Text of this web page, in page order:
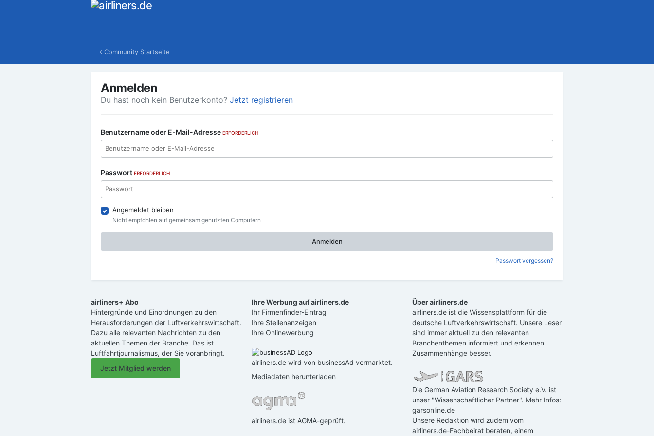
Community Startseite
Anmelden
Du hast noch kein Benutzerkonto? Jetzt registrieren
Benutzername oder E-Mail-Adresse ERFORDERLICH
Passwort ERFORDERLICH
Angemeldet bleiben
Nicht empfohlen auf gemeinsam genutzten Computern
Anmelden
Passwort vergessen?
airliners+ Abo
Hintergründe und Einordnungen zu den
Herausforderungen der Luftverkehrswirtschaft.
Dazu alle relevanten Nachrichten zu den
aktuellen Themen der Branche. Das ist
Luftfahrtjournalismus, der Sie voranbringt.
Jetzt Mitglied werden
Ihre Werbung auf airliners.de
Ihr Firmenfinder-Eintrag
Ihre Stellenanzeigen
Ihre Onlinewerbung
airliners.de wird von businessAd vermarktet.
Mediadaten herunterladen
airliners.de ist AGMA-geprüft.
Über airliners.de
airliners.de ist die Wissensplattform für die
deutsche Luftverkehrswirtschaft. Unsere Leser
sind immer aktuell zu den relevanten
Branchenthemen informiert und erkennen
Zusammenhänge besser.
Die German Aviation Research Society e.V. ist
unser "Wissenschaftlicher Partner". Mehr Infos:
garsonline.de
Unsere Redaktion wird zudem vom
airliners.de-Fachbeirat beraten, einem